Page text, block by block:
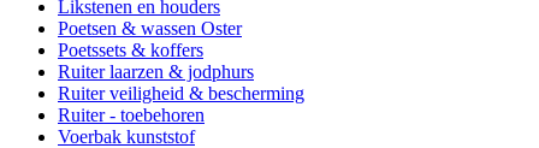
Likstenen en houders
Poetsen & wassen Oster
Poetssets & koffers
Ruiter laarzen & jodphurs
Ruiter veiligheid & bescherming
Ruiter - toebehoren
Voerbak kunststof